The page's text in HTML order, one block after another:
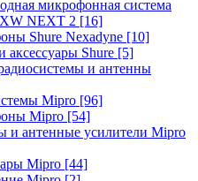
микрофонная система
NEXT 2 [16]
Shure Nexadyne [10]
аксессуары Shure [5]
и антенны
Mipro [96]
Mipro [54]
и антенные усилители Mipro
Mipro [44]